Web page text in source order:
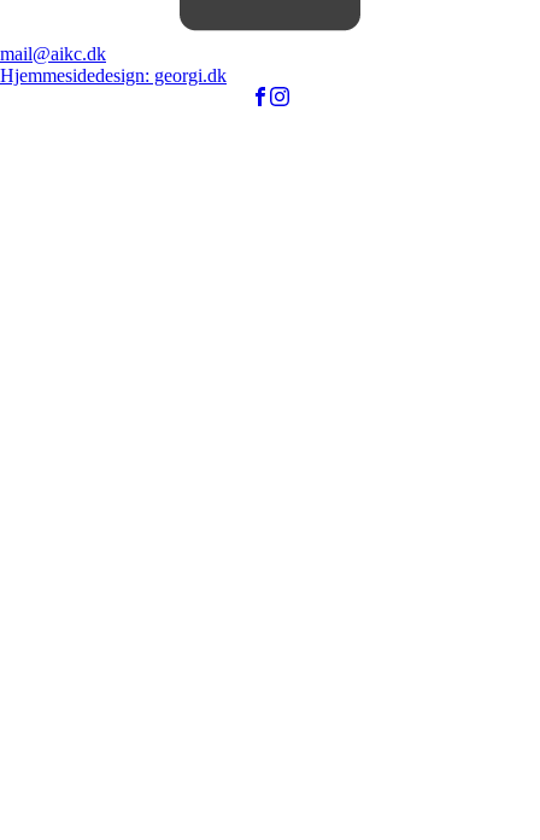
mail@aikc.dk
Hjemmesidedesign: georgi.dk